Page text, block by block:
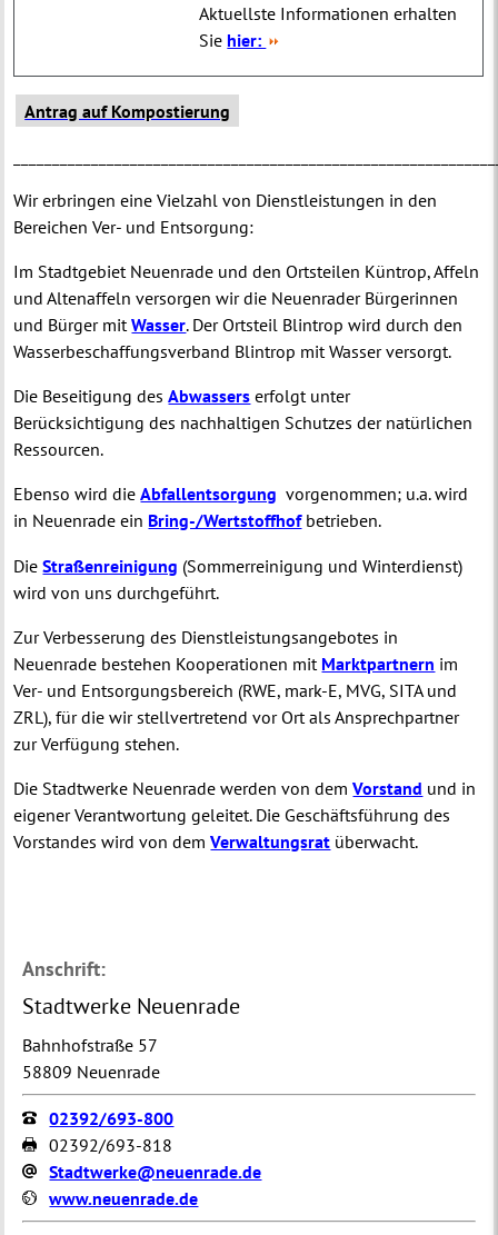
Aktuellste Informationen erhalten
Siehier:
Antrag auf Kompostierung
Wir erbringen eine Vielzahl von Dienstleistungen in den
Bereichen Ver- und Entsorgung:
Im Stadtgebiet Neuenrade und den Ortsteilen Küntrop, Affeln
und Altenaffeln versorgen wir die Neuenrader Bürgerinnen
und Bürger mitWasser. Der Ortsteil Blintrop wird durch den
Wasserbeschaffungsverband Blintrop mit Wasser versorgt.
Die Beseitigung desAbwassers erfolgt unter
Berücksichtigung des nachhaltigen Schutzes der natürlichen
Ressourcen.
Ebenso wird dieAbfallentsorgung vorgenommen; u.a. wird
in Neuenrade ein Bring-/Wertstoffhofbetrieben.
DieStraßenreinigung (Sommerreinigung und Winterdienst)
wird von uns durchgeführt.
Zur Verbesserung des Dienstleistungsangebotes in
Neuenrade bestehen Kooperationen mit Marktpartnern im
Ver- und Entsorgungsbereich (RWE, mark-E, MVG, SITA und
ZRL), für die wir stellvertretend vor Ort als Ansprechpartner
zur Verfügung stehen.
Die Stadtwerke Neuenrade werden von demVorstand und in
eigener Verantwortung geleitet. Die Geschäftsführung des
Vorstandes wird von demVerwaltungsrat überwacht.
Anschrift:
Stadtwerke Neuenrade
Bahnhofstraße 57
58809 Neuenrade
02392/693-800
02392/693-818
Stadtwerke@neuenrade.de
www.neuenrade.de